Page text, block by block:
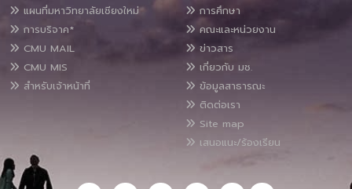
แผนที่มหาวิทยาลัยเชียงใหม่
การบริจาค*
CMU MAIL
CMU MIS
สำหรับเจ้าหน้าที่
การศึกษา
คณะและหน่วยงาน
ข่าวสาร
เกี่ยวกับ มช.
ข้อมูลสาธารณะ
ติดต่อเรา
Site map
เสนอแนะ/ร้องเรียน